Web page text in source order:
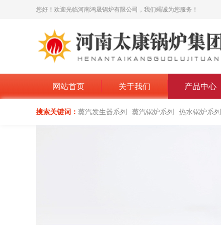
您好！欢迎光临河南鸿晟锅炉有限公司，我们竭诚为您服务！
网站首页 关于我们 产品中心
搜索关键词： 蒸汽发生器系列 蒸汽锅炉系列 热水锅炉系列